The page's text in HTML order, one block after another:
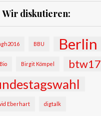
Wir diskutieren:
BBU Berlin
Bio Birgit Kömpel btw17
Eberhart digtalk